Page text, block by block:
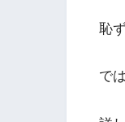
恥
では